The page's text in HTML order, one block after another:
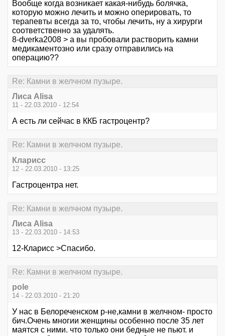
Вообще когда возникает какая-нибудь болячка,
которую можно лечить и можно оперировать, то
терапевты всегда за то, чтобы лечить, ну а хирурги
соответственно за удалять.
8-dverka2008 > а вы пробовали растворить камни
медикаментозно или сразу отправились на
операцию??
Re: Камни в желчном пузыре.
Лиса Alisa
11 - 22.03.2010 - 12:54
А есть ли сейчас в ККБ гастроцентр?
Re: Камни в желчном пузыре.
Кларисс
12 - 22.03.2010 - 13:25
Гастроцентра нет.
Re: Камни в желчном пузыре.
Лиса Alisa
13 - 22.03.2010 - 14:53
12-Кларисс >Спасибо.
Re: Камни в желчном пузыре.
pole
14 - 22.03.2010 - 21:20
У нас в Белореченском р-не,камни в желчном- просто
бич.Очень многии женщины особенно после 35 лет
маятся с ними. что только они бедные не пьют. и